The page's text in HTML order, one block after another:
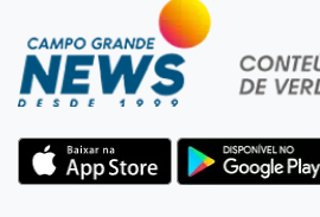
Pantaneiro que salvou
vira personagem de livro
Discord é investigado por
de menores após morte de